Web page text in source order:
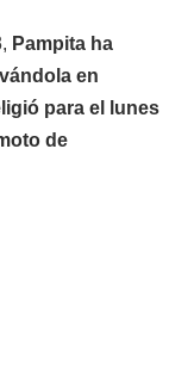
Pampita ha
en
para el lunes
de